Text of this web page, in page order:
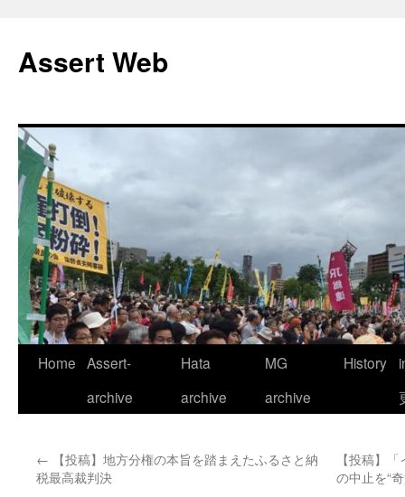
テ
ン
ス
キ
ッ
プ
Assert Web
Home Assert-
archive
Hata
archive
MG
archive
History
← 【投稿】地方分権の本旨を踏まえたふるさと納
税最高裁判決
【投稿】
の中止を“